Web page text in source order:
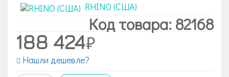
RHINO (США)
Код товара: 82168
188 424
Нашли дешевле?